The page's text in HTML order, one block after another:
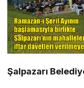
Şalpazarı